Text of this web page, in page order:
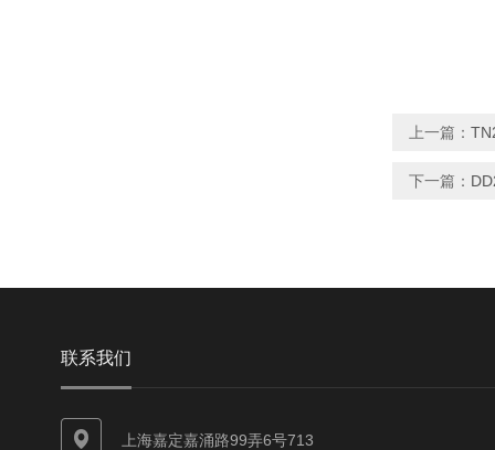
上一篇：
下一篇：
联系我们
上海嘉定嘉涌路99弄6号713